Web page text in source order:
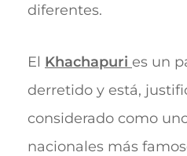
diferentes.
El Khachapuri es un
derretido y está,
considerado como
nacionales más